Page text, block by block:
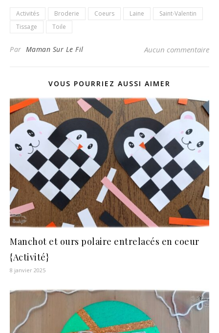
Activités Broderie Coeurs Laine
Saint-Valentin
Tissage
Toile
Par Maman Sur Le Fil Aucun commentaire
VOUS POURRIEZ AUSSI AIMER
Manchot et ours polaire entrelacés en coeur
{Activité}
8 janvier 2025